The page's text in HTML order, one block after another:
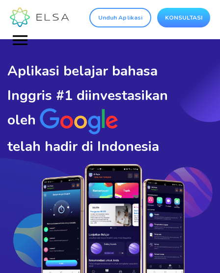
Unduh Aplikasi KONSULTASI
Aplikasi belajar bahasa
Inggris #1 diinvestasikan
oleh
telah hadir di Indonesia